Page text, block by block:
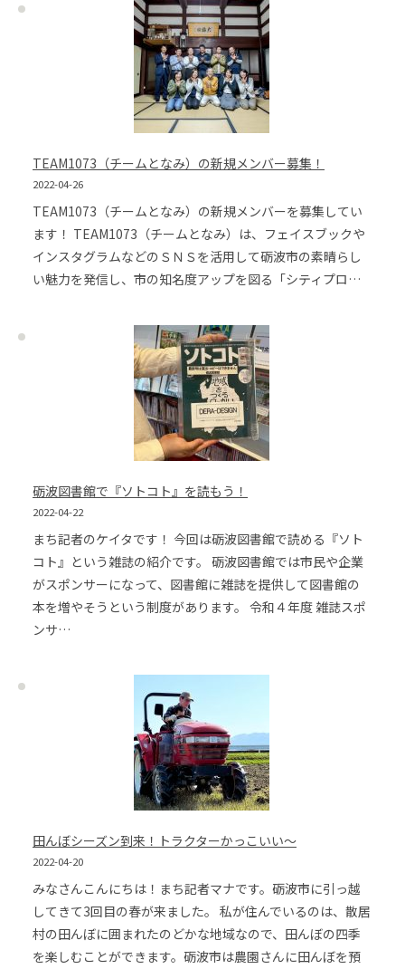
TEAM1073（チームとなみ）の新規メンバー募集！
2022-04-26
TEAM1073（チームとなみ）の新規メンバーを募集してい
ます！ TEAM1073（チームとなみ）は、フェイスブックや
インスタグラムなどのＳＮＳを活用して砺波市の素晴らし
い魅力を発信し、市の知名度アップを図る「シティプロ…
砺波図書館で『ソトコト』を読もう！
2022-04-22
まち記者のケイタです！ 今回は砺波図書館で読める『ソト
コト』という雑誌の紹介です。 砺波図書館では市民や企業
がスポンサーになって、図書館に雑誌を提供して図書館の
本を増やそうという制度があります。 令和４年度 雑誌スポ
ンサ…
田んぼシーズン到来！トラクターかっこいい～
2022-04-20
みなさんこんにちは！まち記者マナです。砺波市に引っ越
してきて3回目の春が来ました。 私が住んでいるのは、散居
村の田んぼに囲まれたのどかな地域なので、田んぼの四季
を楽しむことができます。砺波市は農園さんに田んぼを預